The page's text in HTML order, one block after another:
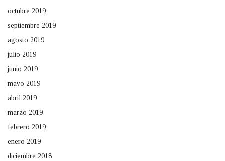
octubre 2019
septiembre 2019
agosto 2019
julio 2019
junio 2019
mayo 2019
abril 2019
marzo 2019
febrero 2019
enero 2019
diciembre 2018